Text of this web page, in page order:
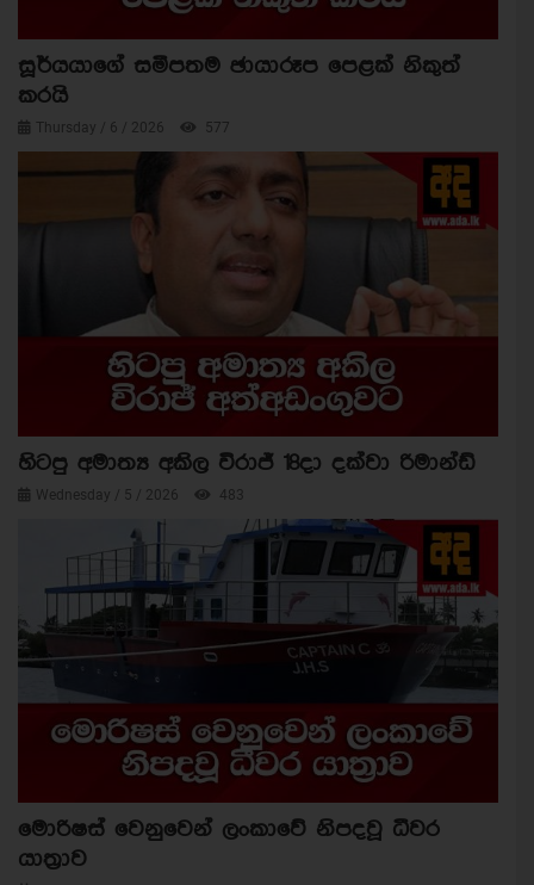
සූර්යයාගේ සමීපතම ඡායාරූප පෙළක් නිකුත්
කරයි
Thursday / 6 / 2026 577
හිටපු අමාත්‍ය අකිල විරාජ් 18දා දක්වා රිමාන්ඩ්
Wednesday / 5 / 2026 483
මොරිෂස් වෙනුවෙන් ලංකාවේ නිපදවූ ධීවර
යාත්‍රාව